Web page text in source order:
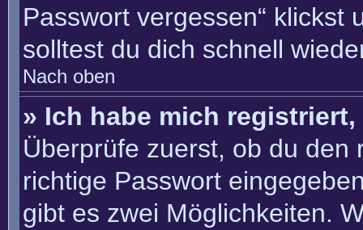
Passwort vergessen“ klickst
solltest du dich schnell
Nach oben
» Ich habe mich
Überprüfe zuerst, ob du den
richtige Passwort
gibt es zwei Möglichkeiten.